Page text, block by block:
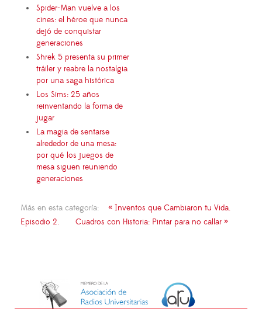
Spider-Man vuelve a los
cines: el héroe que nunca
dejó de conquistar
generaciones
Shrek 5 presenta su primer
tráiler y reabre la nostalgia
por una saga histórica
Los Sims: 25 años
reinventando la forma de
jugar
La magia de sentarse
alrededor de una mesa:
por qué los juegos de
mesa siguen reuniendo
generaciones
Más en esta categoría:
« Inventos que Cambiaron tu Vida.
Episodio 2.
Cuadros con Historia: Pintar para no callar »